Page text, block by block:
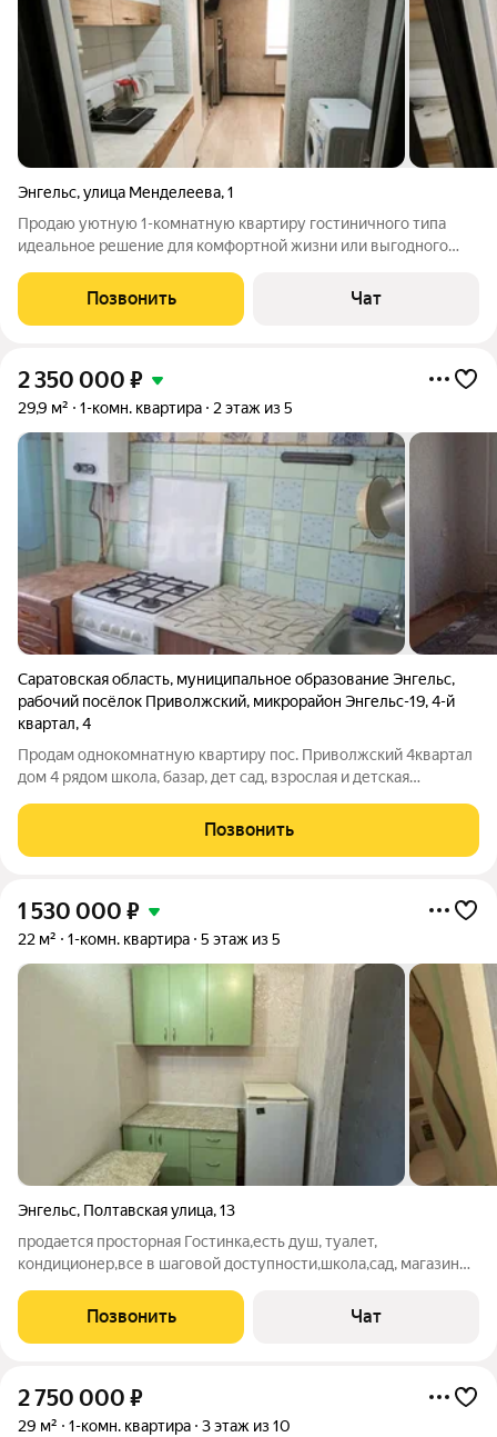
Энгельс,улица Менделеева,1
Продаю уютную 1-комнатную квартиру гостиничного типа
идеальное решение для комфортной жизни или выгодного
качественный современный ремонт с учетом всех нюансов
уютного проживания: Надежная проводка по
Позвонить Чат
2 350 000 ₽
29,9 м² 1-комн. квартира 2 этаж из 5
Саратовская область, муниципальное образование Энгельс,
рабочий посёлок Приволжский, микрорайон Энгельс-19,4-й
квартал,4
Продам однокомнатную квартиру пос. Приволжский 4квартал
дом 4 рядом школа, базар, дет сад, взрослая и детская
этаж балкон, натяжной потолок в зале и в ванной,
кондиционер, дверь металлическая,
Позвонить
1 530 000 ₽
22 м² 1-комн. квартира 5 этаж из 5
Энгельс, Полтавская улица,13
продается просторная Гостинка,есть душ, туалет,
кондиционер,все в шаговой доступности,школа,сад, магазины,
Позвонить Чат
2 750 000 ₽
29 м² 1-комн. квартира 3 этаж из 10